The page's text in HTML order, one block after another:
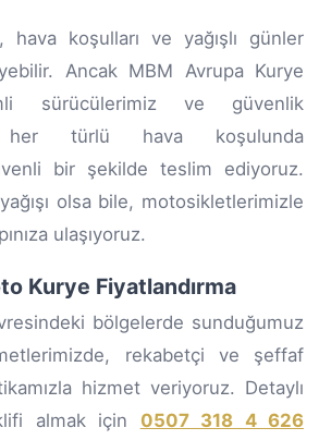
hava koşulları ve yağışlı günler
Ancak MBM Avrupa Kurye
sürücülerimiz ve güvenlik
her türlü hava koşulunda
bir şekilde teslim ediyoruz.
olsa bile, motosikletlerimizle
ulaşıyoruz.
Kurye Fiyatlandırma
bölgelerde sunduğumuz
rekabetçi ve şeffaf
hizmet veriyoruz. Detaylı
almak için 0507 318 4 626